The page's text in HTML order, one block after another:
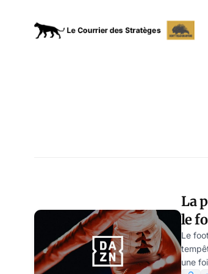
La
le
Le
une